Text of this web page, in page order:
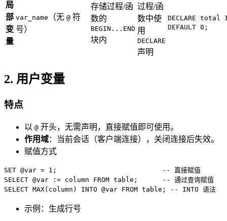
局
部
变
量
var_name （无 @ 符
号）
存储过程/函
数的
BEGIN...END
块内
过程/函
数中使
用
DECLARE
声明
DECLARE total
DEFAULT 0;
2. 用户变量
特点
以 @ 开头，无需声明，直接赋值即可使用。
作用域：当前会话（客户端连接），关闭连接后失效。
赋值方式
SET @var = 1;                          -- 直接赋值
SELECT @var := column FROM table;      -- 通过查询赋值
示例：生成行号